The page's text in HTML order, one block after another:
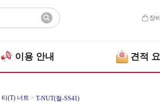
장
이용 안내 견적
티(T) 너트 > T-NUT(철-SS41)